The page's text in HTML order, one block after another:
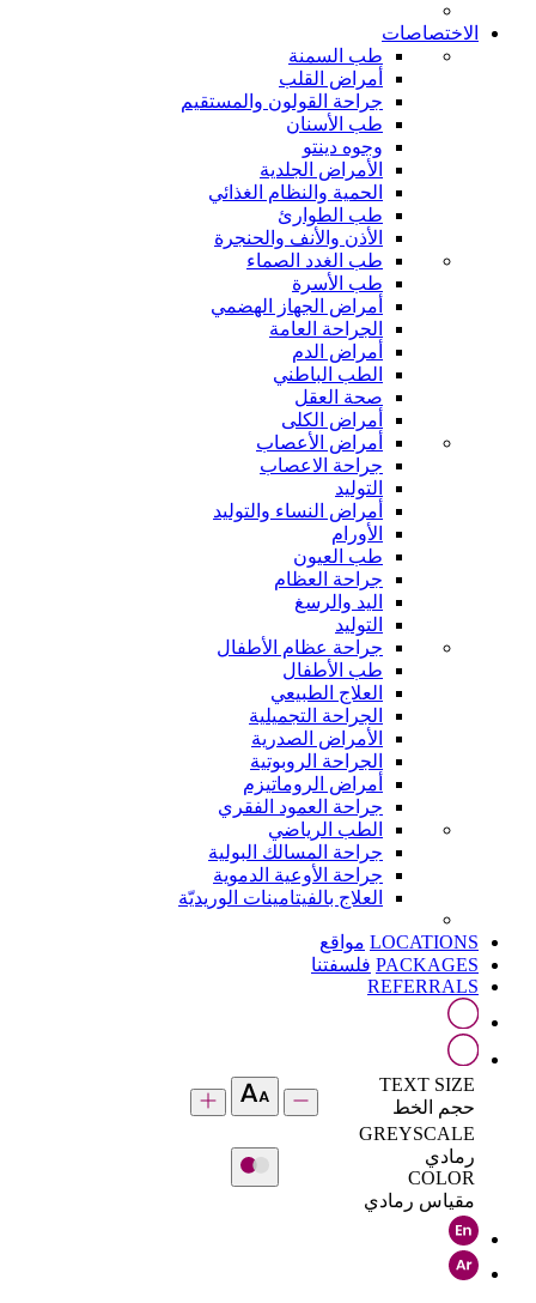
الاختصاصات
طب السمنة
أمراض القلب
جراحة القولون والمستقيم
طب الأسنان
وجوه دينتو
الأمراض الجلدية
الحمية والنظام الغذائي
طب الطوارئ
الأذن والأنف والحنجرة
طب الغدد الصماء
طب الأسرة
أمراض الجهاز الهضمي
الجراحة العامة
أمراض الدم
الطب الباطني
صحة العقل
أمراض الكلى
أمراض الأعصاب
جراحة الاعصاب
التوليد
أمراض النساء والتوليد
الأورام
طب العيون
جراحة العظام
اليد والرسغ
التوليد
جراحة عظام الأطفال
طب الأطفال
العلاج الطبيعي
الجراحة التجميلية
الأمراض الصدرية
الجراحة الروبوتية
أمراض الروماتيزم
جراحة العمود الفقري
الطب الرياضي
جراحة المسالك البولية
جراحة الأوعية الدموية
العلاج بالفيتامينات الوريديّة
LOCATIONS مواقع
PACKAGES فلسفتنا
REFERRALS
TEXT SIZE
حجم الخط
GREYSCALE
رمادي
COLOR
مقياس رمادي